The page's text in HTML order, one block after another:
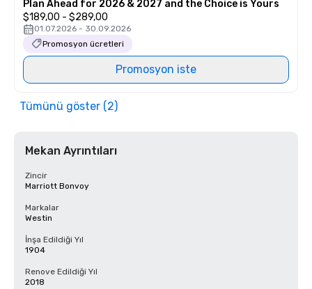
Plan Ahead for 2026 & 2027 and the Choice is Yours
$189,00 - $289,00
01.07.2026 - 30.09.2026
Promosyon ücretleri
Promosyon iste
Tümünü göster (2)
Mekan Ayrıntıları
Zincir
Marriott Bonvoy
Markalar
Westin
İnşa Edildiği Yıl
1904
Renove Edildiği Yıl
2018